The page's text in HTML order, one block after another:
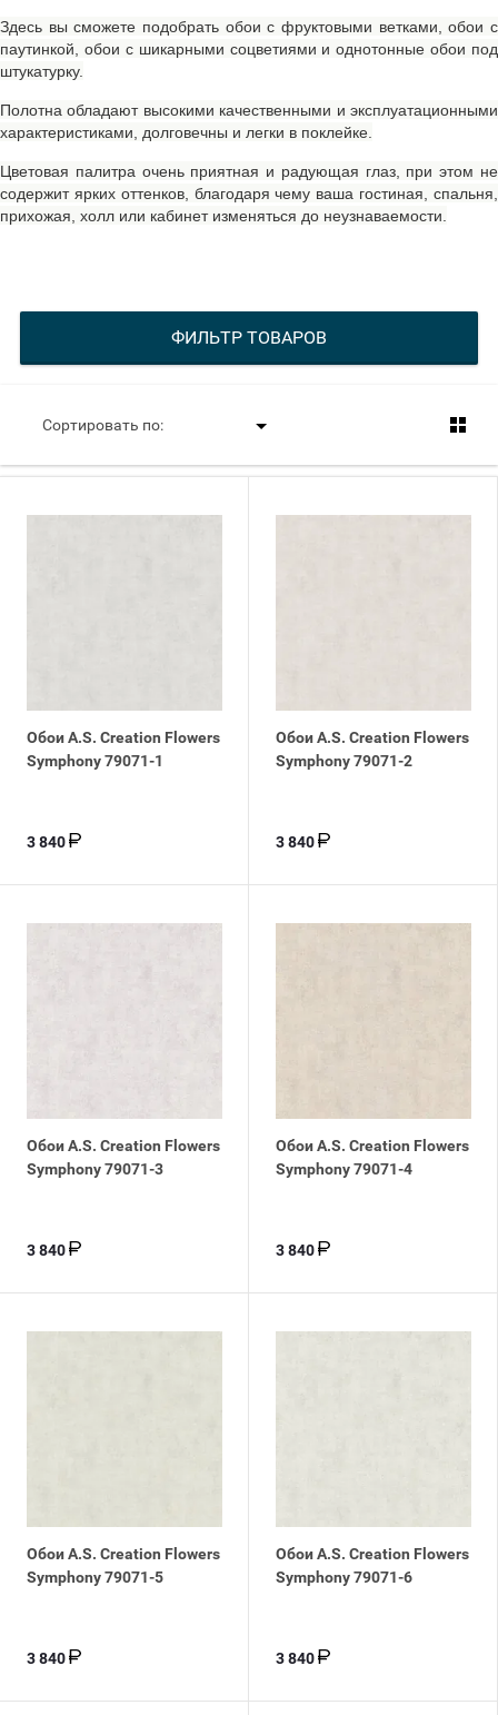
Здесь вы сможете подобрать обои с фруктовыми ветками, обои с
паутинкой, обои с шикарными соцветиями и однотонные обои под
штукатурку.
Полотна обладают высокими качественными и эксплуатационными
характеристиками, долговечны и легки в поклейке.
Цветовая палитра очень приятная и радующая глаз, при этом не
содержит ярких оттенков, благодаря чему ваша гостиная, спальня,
прихожая, холл или кабинет изменяться до неузнаваемости.
ФИЛЬТР ТОВАРОВ
Сортировать по:
Обои A.S. Creation Flowers
Symphony 79071-1
3 840
Обои A.S. Creation Flowers
Symphony 79071-2
3 840
Обои A.S. Creation Flowers
Symphony 79071-3
3 840
Обои A.S. Creation Flowers
Symphony 79071-4
3 840
Обои A.S. Creation Flowers
Symphony 79071-5
3 840
Обои A.S. Creation Flowers
Symphony 79071-6
3 840